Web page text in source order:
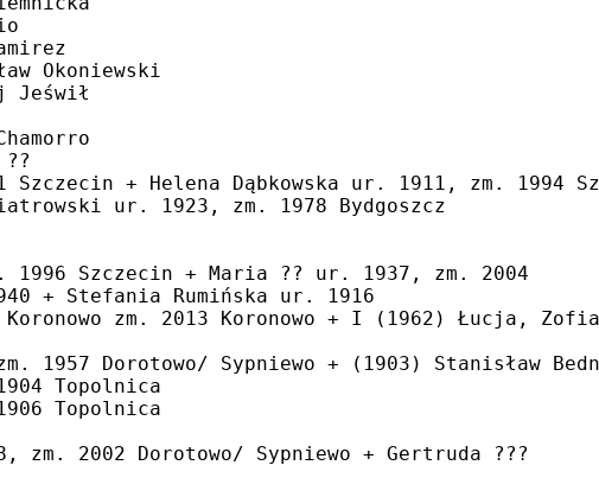
Okoniewski
Jeświł
+ Helena Dąbkowska ur. 1911, zm. 1994
ur. 1923, zm. 1978 Bydgoszcz
1996 Szczecin + Maria ?? ur. 1937, zm. 2004
+ Stefania Rumińska ur. 1916
zm. 2013 Koronowo + I (1962) Łucja,
1957 Dorotowo/ Sypniewo + (1903) Stanisław
Topolnica
Topolnica
zm. 2002 Dorotowo/ Sypniewo + Gertruda ???